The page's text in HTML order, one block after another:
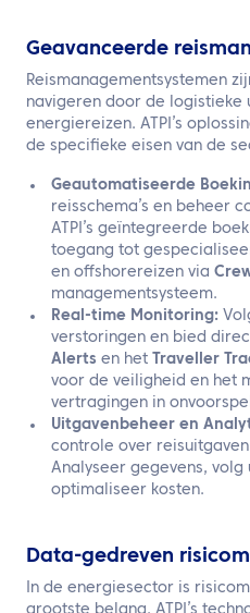
Geavanceerde
Reismanagementsystemen
navigeren door de logistieke
energiereizen. ATPI’s
de specifieke eisen van de
Geautomatiseerde
reisschema’s en beheer
ATPI’s geïntegreerde
toegang tot
en offshorereizen via
managementsysteem.
Real-time Monitoring:
verstoringen en bied
Alerts en het Traveller
voor de veiligheid en het
vertragingen in
Uitgavenbeheer en
controle over
Analyseer gegevens,
optimaliseer kosten.
Data-gedreven
In de energiesector is
grootste belang. ATPI’s